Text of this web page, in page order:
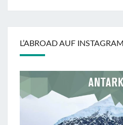
L’ABROAD AUF INSTAGRAM